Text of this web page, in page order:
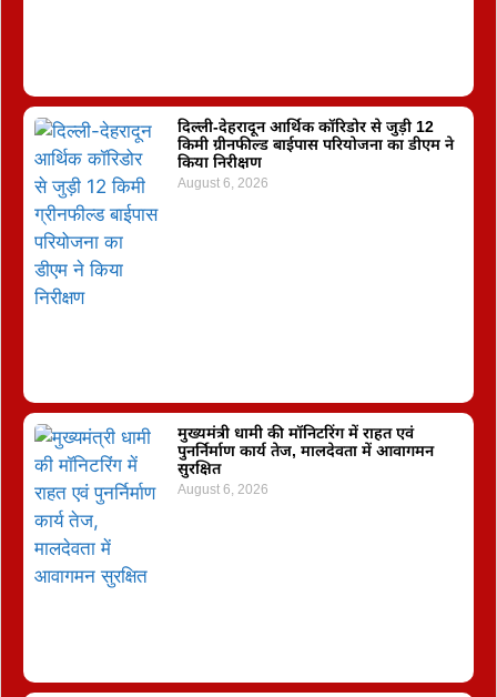
दिल्ली-देहरादून आर्थिक कॉरिडोर से जुड़ी 12
किमी ग्रीनफील्ड बाईपास परियोजना का डीएम ने
किया निरीक्षण
August 6, 2026
मुख्यमंत्री धामी की मॉनिटरिंग में राहत एवं
पुनर्निर्माण कार्य तेज, मालदेवता में आवागमन
सुरक्षित
August 6, 2026